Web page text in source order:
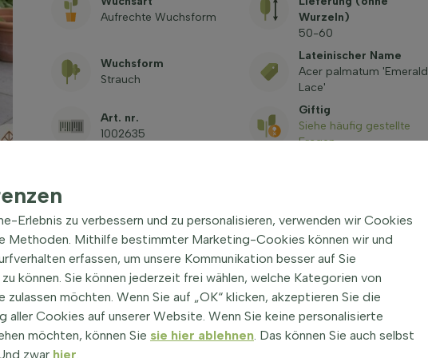
Aufrechte Wuchsform
Wurzeln)
50-60
Wuchsform
Strauch
Lateinischer Name
Acer palmatum 'Emerald
Lace'
Art. nr.
1002635
Giftig
Siehe häufig gestellte
Fragen
Strauch 50-60 cm|
Ahorn, ist ein beeindruckender Strauch mit
Erlebnis zu verbessern und zu personalisieren, verwenden wir Cookies
Methoden. Mithilfe bestimmter Marketing-Cookies können wir und
erfassen, um unsere Kommunikation besser auf Sie
können. Sie können jederzeit frei wählen, welche Kategorien von
zulassen möchten. Wenn Sie auf „OK“ klicken, akzeptieren Sie die
aller Cookies auf unserer Website. Wenn Sie keine personalisierte
möchten, können Sie sie hier ablehnen. Das können Sie auch selbst
zwar hier.